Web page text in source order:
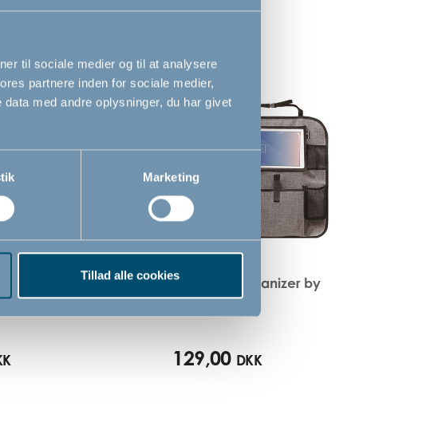
til sociale medier og til at analysere
partnere inden for sociale medier,
med andre oplysninger, du har givet
Marketing
Tillad alle cookies
by BabyDan
Bagsæde organizer by
BabyDan
129,00 DKK